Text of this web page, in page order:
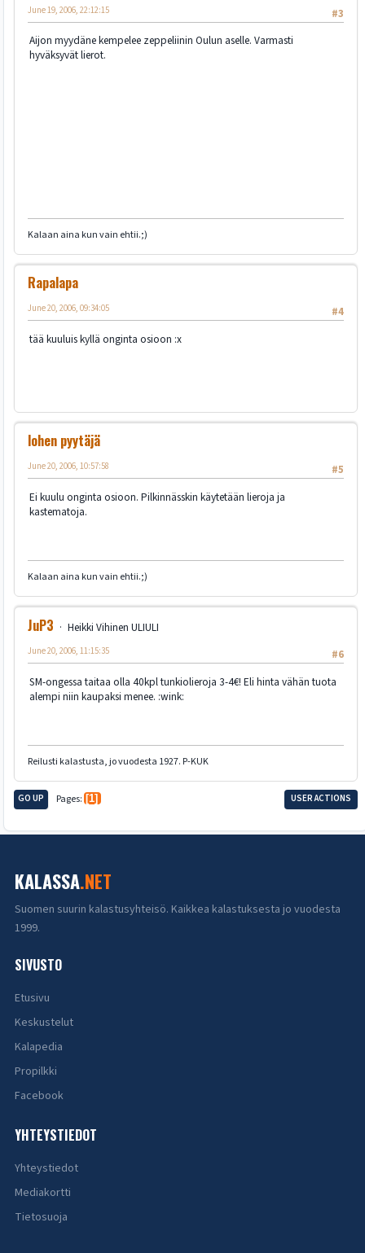
#3
June 19, 2006, 22:12:15
Aijon myydäne kempelee zeppeliinin Oulun aselle. Varmasti
hyväksyvät lierot.
Kalaan aina kun vain ehtii.;)
Rapalapa
#4
June 20, 2006, 09:34:05
tää kuuluis kyllä onginta osioon :x
lohen pyytäjä
#5
June 20, 2006, 10:57:58
Ei kuulu onginta osioon. Pilkinnässkin käytetään lieroja ja
kastematoja.
Kalaan aina kun vain ehtii.;)
JuP3
Heikki Vihinen ULIULI
#6
June 20, 2006, 11:15:35
SM-ongessa taitaa olla 40kpl tunkiolieroja 3-4€! Eli hinta vähän tuota
alempi niin kaupaksi menee. :wink:
Reilusti kalastusta, jo vuodesta 1927. P-KUK
GO UP Pages 1 USER ACTIONS
KALASSA.NET
Suomen suurin kalastusyhteisö. Kaikkea kalastuksesta jo vuodesta
1999.
SIVUSTO
Etusivu
Keskustelut
Kalapedia
Propilkki
Facebook
YHTEYSTIEDOT
Yhteystiedot
Mediakortti
Tietosuoja